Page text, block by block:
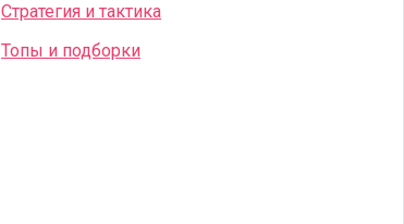
Стратегия и тактика
Топы и подборки